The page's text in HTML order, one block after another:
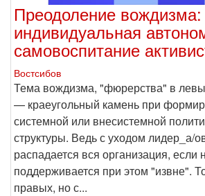
Преодоление вождизма:
индивидуальная
самовоспитание
Востсибов
Тема вождизма, "фюрерства" в
— краеугольный камень при
системной или внесистемной
структуры. Ведь с уходом лидер_а/
распадается вся организация, если
поддерживается при этом "извне".
правых, но с...